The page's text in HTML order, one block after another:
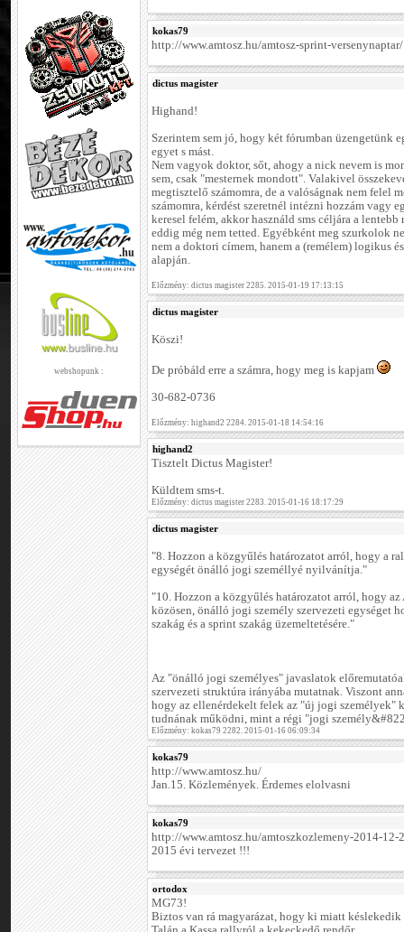
webshopunk :
kokas79
http://www.amtosz.hu/amtosz-sprint-versenynaptar/
dictus magister
Highand!
Szerintem sem jó, hogy két fórumban üzengetünk
egyet s mást.
Nem vagyok doktor, sőt, ahogy a nick nevem is
sem, csak "mesternek mondott". Valakivel
megtisztelő számomra, de a valóságnak nem felel
számomra, kérdést szeretnél intézni hozzám vagy
keresel felém, akkor használd sms céljára a lentebb
eddig még nem tetted. Egyébként meg szurkolok
nem a doktori címem, hanem a (remélem) logikus
alapján.
Előzmény: dictus magister 2285. 2015-01-19 17:13:15
dictus magister
Köszi!
De próbáld erre a számra, hogy meg is kapjam
30-682-0736
Előzmény: highand2 2284. 2015-01-18 14:54:16
highand2
Tisztelt Dictus Magister!
Küldtem sms-t.
Előzmény: dictus magister 2283. 2015-01-16 18:17:29
dictus magister
"8. Hozzon a közgyűlés határozatot arról, hogy a
egységét önálló jogi személlyé nyilvánítja."
"10. Hozzon a közgyűlés határozatot arról, hogy
közösen, önálló jogi személy szervezeti egységet
szakág és a sprint szakág üzemeltetésére."
Az "önálló jogi személyes" javaslatok
szervezeti struktúra irányába mutatnak. Viszont
hogy az ellenérdekelt felek az "új jogi személyek"
tudnának működni, mint a régi "jogi
Előzmény: kokas79 2282. 2015-01-16 06:09:34
kokas79
http://www.amtosz.hu/
Jan.15. Közlemények. Érdemes elolvasni
kokas79
http://www.amtosz.hu/amtoszkozlemeny-2014-12-
2015 évi tervezet !!!
ortodox
MG73!
Biztos van rá magyarázat, hogy ki miatt késlekedik